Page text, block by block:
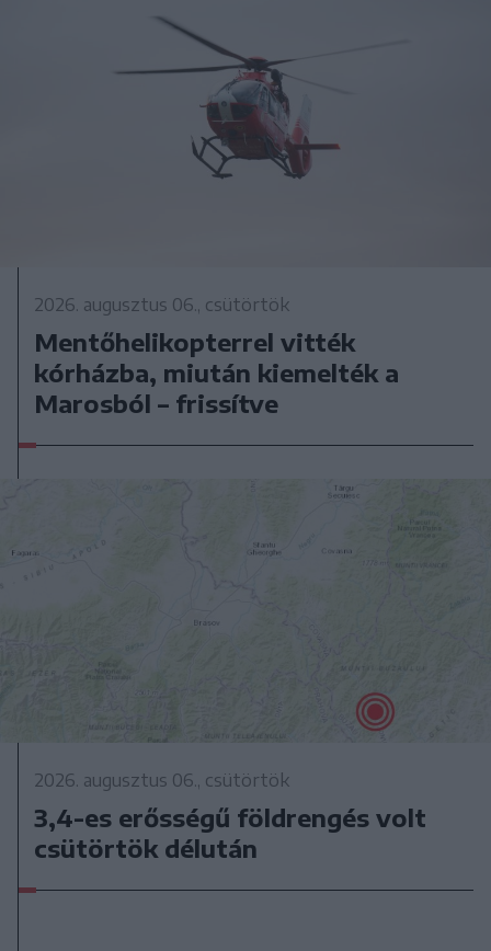
2026. augusztus 06., csütörtök
Mentőhelikopterrel vitték
kórházba, miután kiemelték a
Marosból – frissítve
2026. augusztus 06., csütörtök
3,4-es erősségű földrengés volt
csütörtök délután